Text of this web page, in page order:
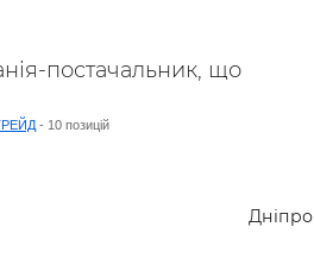
постачальник, що
- 10 позицій
Дніпро